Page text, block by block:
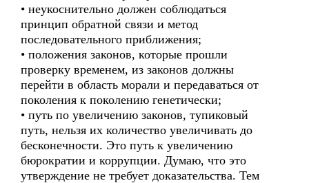
• неукоснительно должен соблюдаться
принцип обратной связи и метод
последовательного приближения;
• положения законов, которые прошли
проверку временем, из законов должны
перейти в область морали и передаваться от
поколения к поколению генетически;
• путь по увеличению законов, тупиковый
путь, нельзя их количество увеличивать до
бесконечности. Это путь к увеличению
бюрократии и коррупции. Думаю, что это
утверждение не требует доказательства. Тем